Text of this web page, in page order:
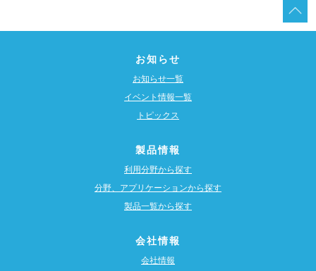
お知らせ
お知らせ一覧
イベント情報一覧
トピックス
製品情報
利用分野から探す
分野、アプリケーションから探す
製品一覧から探す
会社情報
会社情報